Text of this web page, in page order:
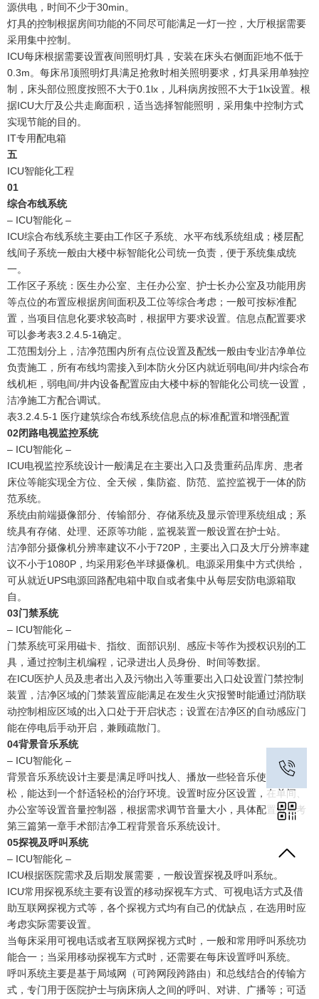
源供电，时间不少于30min。
灯具的控制根据房间功能的不同尽可能满足一灯一控，大厅根据需要
采用集中控制。
ICU每床根据需要设置夜间照明灯具，安装在床头右侧面距地不低于
0.3m。每床吊顶照明灯具满足抢救时相关照明要求，灯具采用单独控
制，床头部位照度按照不大于0.1lx，儿科病房按照不大于1lx设置。根
据ICU大厅及公共走廊面积，适当选择智能照明，采用集中控制方式
实现节能的目的。
IT专用配电箱
五
ICU智能化工程
01
综合布线系统
– ICU智能化 –
ICU综合布线系统主要由工作区子系统、水平布线系统组成；楼层配
线间子系统一般由大楼中标智能化公司统一负责，便于系统集成统
一。
工作区子系统：医生办公室、主任办公室、护士长办公室及功能用房
等点位的布置应根据房间面积及工位等综合考虑；一般可按标准配
置，当项目信息化要求较高时，根据甲方要求设置。信息点配置要求
可以参考表3.2.4.5-1确定。
工范围划分上，洁净范围内所有点位设置及配线一般由专业洁净单位
负责施工，所有布线均需接入到本防火分区内就近弱电间/井内综合布
线机柜，弱电间/井内设备配置应由大楼中标的智能化公司统一设置，
洁净施工方配合调试。
表3.2.4.5-1 医疗建筑综合布线系统信息点的标准配置和增强配置
02闭路电视监控系统
– ICU智能化 –
ICU电视监控系统设计一般满足在主要出入口及贵重药品库房、患者
床位等能实现全方位、全天候，集防盗、防范、监控监视于一体的防
范系统。
系统由前端摄像部分、传输部分、存储系统及显示管理系统组成；系
统具有存储、处理、还原等功能，监视装置一般设置在护士站。
洁净部分摄像机分辨率建议不小于720P，主要出入口及大厅分辨率建
议不小于1080P，均采用彩色半球摄像机。电源采用集中方式供给，
可从就近UPS电源回路配电箱中取自或者集中从每层安防电源箱取
自。
03门禁系统
– ICU智能化 –
门禁系统可采用磁卡、指纹、面部识别、感应卡等作为授权识别的工
具，通过控制主机编程，记录进出人员身份、时间等数据。
在ICU医护人员及患者出入及污物出入等重要出入口处设置门禁控制
装置，洁净区域的门禁装置应能满足在发生火灾报警时能通过消防联
动控制相应区域的出入口处于开启状态；设置在洁净区的自动感应门
能在停电后手动开启，兼顾疏散门。
04背景音乐系统
– ICU智能化 –
背景音乐系统设计主要是满足呼叫找人、播放一些轻音乐使患者放
松，能达到一个舒适轻松的治疗环境。设置时应分区设置，在单间、
办公室等设置音量控制器，根据需求调节音量大小，具体配置可参考
第三篇第一章手术部洁净工程背景音乐系统设计。
05探视及呼叫系统
– ICU智能化 –
ICU根据医院需求及后期发展需要，一般设置探视及呼叫系统。
ICU常用探视系统主要有设置的移动探视车方式、可视电话方式及借
助互联网探视方式等，各个探视方式均有自己的优缺点，在选用时应
考虑实际需要设置。
当每床采用可视电话或者互联网探视方式时，一般和常用呼叫系统功
能合一；当采用移动探视车方式时，还需要在每床设置呼叫系统。
呼叫系统主要是基于局域网（可跨网段跨路由）和总线结合的传输方
式，专门用于医院护士与病床病人之间的呼叫、对讲、广播等；可适